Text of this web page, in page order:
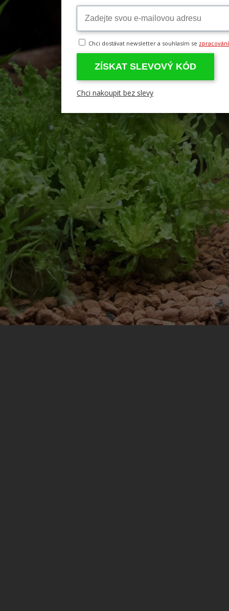
Chci dostávat newsletter a souhlasím se
ZÍSKAT SLEVOVÝ KÓD
Chci nakoupit bez slevy